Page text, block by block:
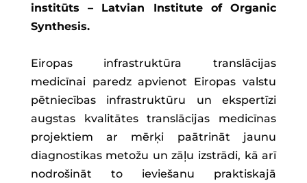
institūts – Latvian Institute of Organic
Synthesis.
Eiropas infrastruktūra translācijas
medicīnai paredz apvienot Eiropas valstu
pētniecības infrastruktūru un ekspertīzi
augstas kvalitātes translācijas medicīnas
projektiem ar mērķi paātrināt jaunu
diagnostikas metožu un zāļu izstrādi, kā arī
nodrošināt to ieviešanu praktiskajā